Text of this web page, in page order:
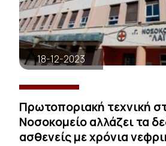
18-12-2023
Πρωτοποριακή τεχνική
Νοσοκομείο αλλάζει τα
ασθενείς με χρόνια